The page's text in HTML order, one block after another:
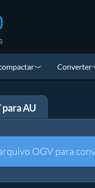
Converter
AU
OGV para